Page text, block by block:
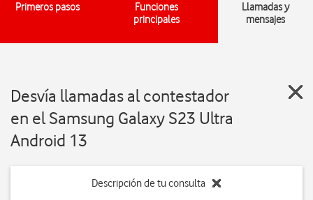
Primeros pasos
Funciones
principales
Llamadas y
mensajes
Desvía llamadas al contestador
en el Samsung Galaxy S23 Ultra
Android 13
Descripción de tu consulta